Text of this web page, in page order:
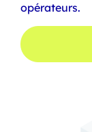
opérateurs.